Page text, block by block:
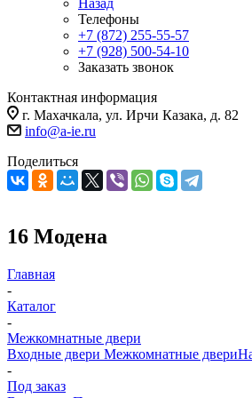
Назад
Телефоны
+7 (872) 255-55-57
+7 (928) 500-54-10
Заказать звонок
Контактная информация
г. Махачкала, ул. Ирчи Казака, д. 82
info@a-ie.ru
Поделиться
16 Модена
Главная
-
Каталог
-
Межкомнатные двери
Входные двери Межкомнатные двери
-
Под заказ